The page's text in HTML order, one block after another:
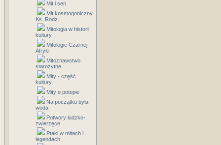
Mit i sen
Mit kosmogoniczny
Ks. Rodz.
Mitologia w historii
kultury
Mitologie Czarnej
Afryki
Mitoznawstwo
starożytne
Mity - część
kultury
Mity o potopie
Na początku była
woda
Potwory ludzko-
zwierzęce
Ptaki w mitach i
legendach